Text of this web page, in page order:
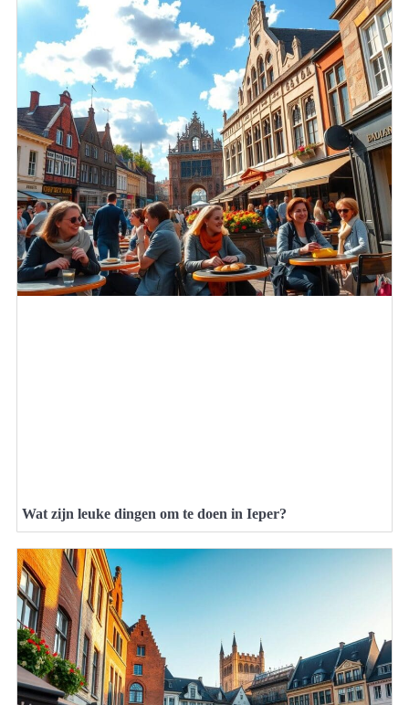
Wat zijn leuke dingen om te doen in Ieper?